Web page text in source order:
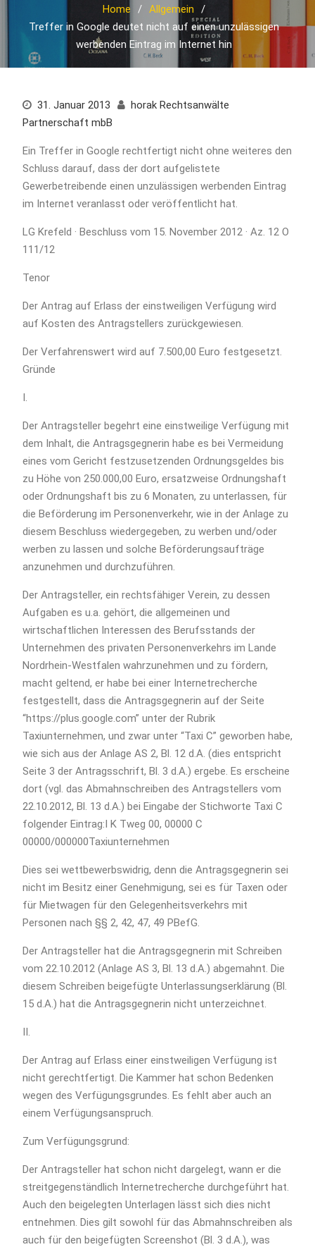
Home
Allgemein
Treffer in Google deutet nicht auf einen unzulässigen
werbenden Eintrag im Internet hin
31. Januar 2013
horak Rechtsanwälte
Partnerschaft mbB
Ein Treffer in Google rechtfertigt nicht ohne weiteres den
Schluss darauf, dass der dort aufgelistete
Gewerbetreibende einen unzulässigen werbenden Eintrag
im Internet veranlasst oder veröffentlicht hat.
LG Krefeld · Beschluss vom 15. November 2012 · Az. 12 O
111/12
Tenor
Der An­trag auf Erlass der einst­wei­li­gen Ver­fü­gung wird
auf Kos­ten des Antragstellers zu­rück­ge­wie­sen.
Der Ver­fah­rens­wert wird auf 7.500,00 Euro fest­ge­setzt.
Gründe
I.
Der Antragsteller begehrt eine einst­wei­li­ge Ver­fü­gung mit
dem In­halt, die Antragsgegnerin habe es bei Vermeidung
eines vom Gericht festzusetzenden Ordnungsgeldes bis
zu Höhe von 250.000,00 Euro, ersatzweise Ordnungshaft
oder Ordnungshaft bis zu 6 Monaten, zu unterlassen, für
die Beförderung im Personenverkehr, wie in der Anlage zu
diesem Beschluss wiedergegeben, zu werben und/oder
werben zu lassen und solche Beförderungsaufträge
anzunehmen und durchzuführen.
Der Antragsteller, ein rechtsfähiger Verein, zu dessen
Aufgaben es u.a. gehört, die allgemeinen und
wirtschaftlichen Interessen des Berufsstands der
Unternehmen des privaten Personenverkehrs im Lande
Nordrhein-Westfalen wahrzunehmen und zu fördern,
macht geltend, er habe bei einer Internetrecherche
festgestellt, dass die Antragsgegnerin auf der Seite
“https://plus.google.com” unter der Rubrik
Taxiunternehmen, und zwar unter “Taxi C” geworben habe,
wie sich aus der Anlage AS 2, Bl. 12 d.A. (dies entspricht
Seite 3 der Antragsschrift, Bl. 3 d.A.) ergebe. Es erscheine
dort (vgl. das Abmahnschreiben des Antragstellers vom
22.10.2012, Bl. 13 d.A.) bei Eingabe der Stichworte Taxi C
folgender Eintrag:I K Tweg 00, 00000 C
00000/000000Taxiunternehmen
Dies sei wettbewerbswidrig, denn die Antragsgegnerin sei
nicht im Besitz einer Genehmigung, sei es für Taxen oder
für Mietwagen für den Gelegenheitsverkehrs mit
Personen nach §§ 2, 42, 47, 49 PBefG.
Der Antragsteller hat die Antragsgegnerin mit Schreiben
vom 22.10.2012 (Anlage AS 3, Bl. 13 d.A.) abgemahnt. Die
diesem Schreiben beigefügte Unterlassungserklärung (Bl.
15 d.A.) hat die Antragsgegnerin nicht unterzeichnet.
II.
Der An­trag auf Erlass einer einstweiligen Verfügung ist
nicht ge­recht­fer­tigt. Die Kammer hat schon Bedenken
wegen des Verfügungsgrundes. Es fehlt aber auch an
einem Verfügungsanspruch.
Zum Verfügungsgrund:
Der Antragsteller hat schon nicht dargelegt, wann er die
streitgegenständlich Internetrecherche durchgeführt hat.
Auch den beigelegten Unterlagen lässt sich dies nicht
entnehmen. Dies gilt sowohl für das Abmahnschreiben als
auch für den beigefügten Screenshot (Bl. 3 d.A.), was